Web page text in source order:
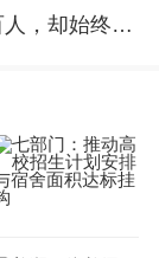
院，是学校以
的一项关键
32岁“母胎单身”女孩：6年相亲超百人，却始终没能谈一场恋爱